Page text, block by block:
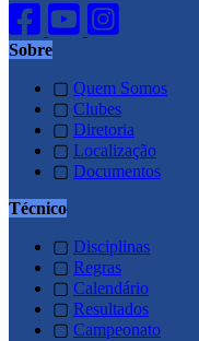
Sobre
▢ Quem Somos
▢ Clubes
▢ Diretoria
▢ Localização
▢ Documentos
Técnico
▢ Disciplinas
▢ Regras
▢ Calendário
▢ Resultados
▢ Campeonato